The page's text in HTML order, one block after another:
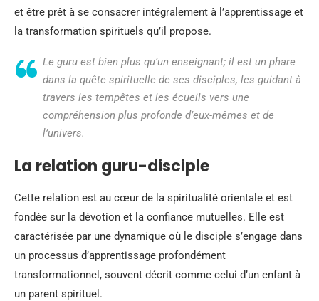
et être prêt à se consacrer intégralement à l’apprentissage et
la transformation spirituels qu’il propose.
Le guru est bien plus qu’un enseignant; il est un phare
dans la quête spirituelle de ses disciples, les guidant à
travers les tempêtes et les écueils vers une
compréhension plus profonde d’eux-mêmes et de
l’univers.
La relation guru-disciple
Cette relation est au cœur de la spiritualité orientale et est
fondée sur la dévotion et la confiance mutuelles. Elle est
caractérisée par une dynamique où le disciple s’engage dans
un processus d’apprentissage profondément
transformationnel, souvent décrit comme celui d’un enfant à
un parent spirituel.